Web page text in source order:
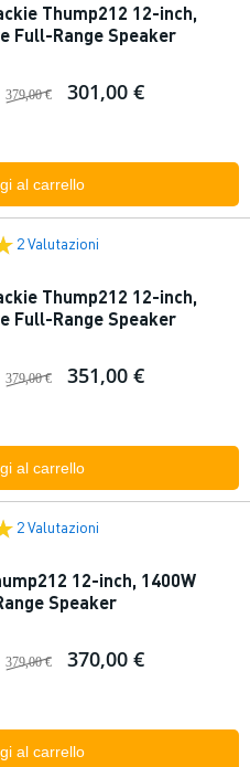
Thump212 12-inch,
Full-Range Speaker
379,00 € 301,00 €
al carrello
2 Valutazioni
Thump212 12-inch,
Full-Range Speaker
379,00 € 351,00 €
al carrello
2 Valutazioni
12-inch, 1400W
Speaker
379,00 € 370,00 €
al carrello